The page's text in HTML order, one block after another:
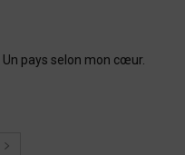
pays selon mon cœur.